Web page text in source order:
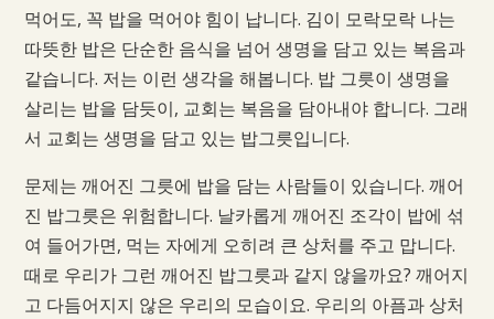
먹어도, 꼭 밥을 먹어야 힘이 납니다. 김이 모락모락 나는
따뜻한 밥은 단순한 음식을 넘어 생명을 담고 있는 복음과
같습니다. 저는 이런 생각을 해봅니다. 밥 그릇이 생명을
살리는 밥을 담듯이, 교회는 복음을 담아내야 합니다. 그래
서 교회는 생명을 담고 있는 밥그릇입니다.
문제는 깨어진 그릇에 밥을 담는 사람들이 있습니다. 깨어
진 밥그릇은 위험합니다. 날카롭게 깨어진 조각이 밥에 섞
여 들어가면, 먹는 자에게 오히려 큰 상처를 주고 맙니다.
때로 우리가 그런 깨어진 밥그릇과 같지 않을까요? 깨어지
고 다듬어지지 않은 우리의 모습이요. 우리의 아픔과 상처